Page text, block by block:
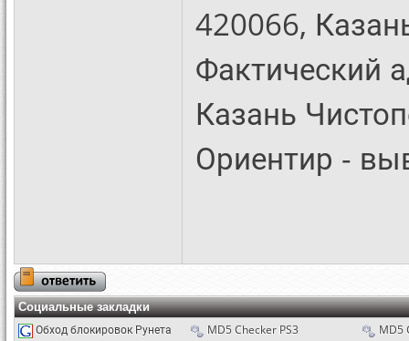
420066,
Фактический
Казань
Ориентир -
Социальные закладки
Обход блокировок Рунета MD5 Checker PS3 MD5